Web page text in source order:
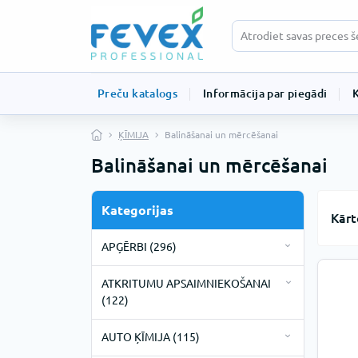
Preču katalogs Informācija par piegādi
ĶĪMIJA Balināšanai un mērcēšanai
Balināšanai un mērcēšanai
Kategorijas
APĢĒRBI (296)
Darba apģērbi (19)
Apģērbs (1)
Vienreizlietojamie apģērbi (277)
Bahilas (9)
ATKRITUMU APSAIMNIEKOŠANAI
(122)
Atkritumu maisi (93)
Bio noārdāmie atkritumu maisi
Atkritumu tvertnes (29)
AUTO ĶĪMIJA (115)